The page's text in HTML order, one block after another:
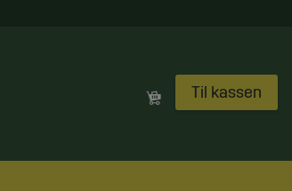
Til kassen